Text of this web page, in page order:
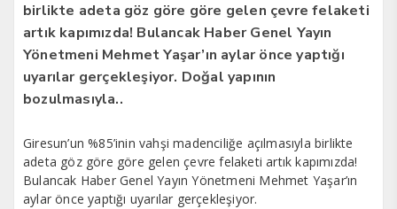
birlikte adeta göz göre göre gelen çevre felaketi
artık kapımızda! Bulancak Haber Genel Yayın
Yönetmeni Mehmet Yaşar’ın aylar önce yaptığı
uyarılar gerçekleşiyor. Doğal yapının
bozulmasıyla..
Giresun’un %85’inin vahşi madenciliğe açılmasıyla birlikte
adeta göz göre göre gelen çevre felaketi artık kapımızda!
Bulancak Haber Genel Yayın Yönetmeni Mehmet Yaşar’ın
aylar önce yaptığı uyarılar gerçekleşiyor.